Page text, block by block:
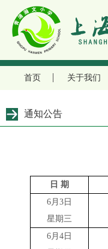
首页 关于我们
通知公告
日 期
6月 3 日
星期三
6月 4 日